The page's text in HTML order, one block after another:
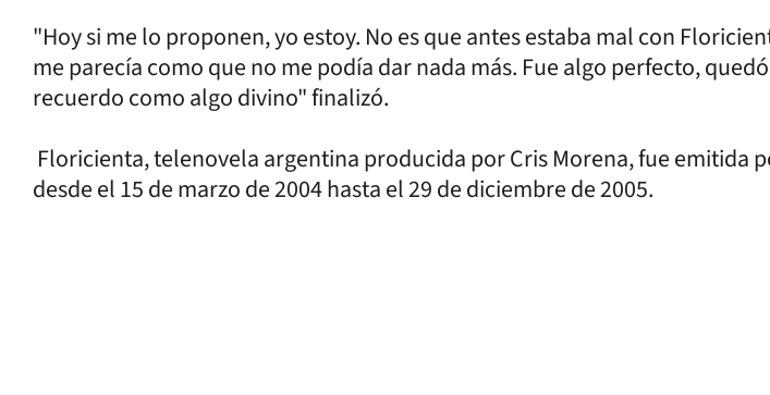
"Hoy si me lo proponen, yo estoy. No es que antes estaba mal con
me parecía como que no me podía dar nada más. Fue algo perfecto,
recuerdo como algo divino" finalizó.
Floricienta, telenovela argentina producida por Cris Morena, fue emitida
desde el 15 de marzo de 2004 hasta el 29 de diciembre de 2005.